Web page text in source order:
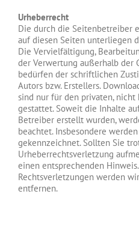
Urheberrecht
Die durch die Seitenbetreiber
auf diesen Seiten unterliegen
Die Vervielfältigung,
der Verwertung außerhalb der
bedürfen der schriftlichen
Autors bzw. Erstellers.
sind nur für den privaten,
gestattet. Soweit die Inhalte
Betreiber erstellt wurden,
beachtet. Insbesondere
gekennzeichnet. Sollten Sie
Urheberrechtsverletzung
einen entsprechenden
Rechtsverletzungen werden
entfernen.